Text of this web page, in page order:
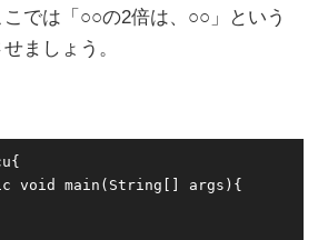
では「○○の2倍は、○○」という
ましょう。
void main(String[] args){